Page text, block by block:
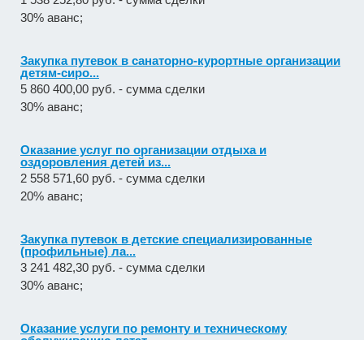
30% аванс;
Закупка путевок в санаторно-курортные организации
детям-сиро...
5 860 400,00 руб. - сумма сделки
30% аванс;
Оказание услуг по организации отдыха и
оздоровления детей из...
2 558 571,60 руб. - сумма сделки
20% аванс;
Закупка путевок в детские специализированные
(профильные) ла...
3 241 482,30 руб. - сумма сделки
30% аванс;
Оказание услуги по ремонту и техническому